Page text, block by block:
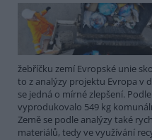
žebříčku zemí Evropské unie
to z analýzy projektu Evropa v
se jedná o mírné zlepšení.
vyprodukovalo 549 kg
Země se podle analýzy také
materiálů, tedy ve využívání